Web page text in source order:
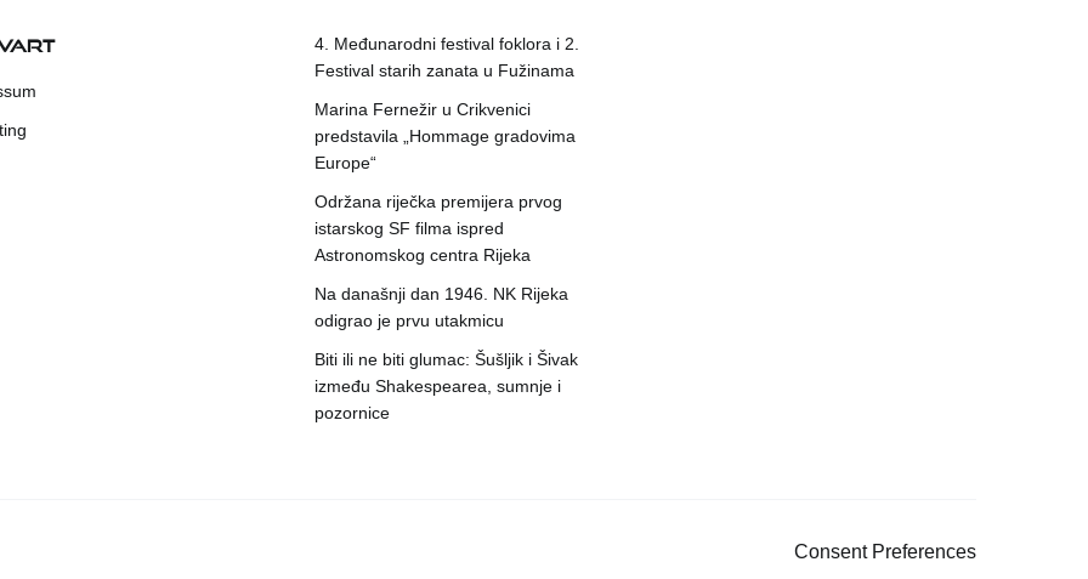
4. Međunarodni festival foklora i 2.
Festival starih zanata u Fužinama
Marina Fernežir u Crikvenici
predstavila „Hommage gradovima
Europe“
Održana riječka premijera prvog
istarskog SF filma ispred
Astronomskog centra Rijeka
Na današnji dan 1946. NK Rijeka
odigrao je prvu utakmicu
Biti ili ne biti glumac: Šušljik i Šivak
između Shakespearea, sumnje i
pozornice
Consent Preferences